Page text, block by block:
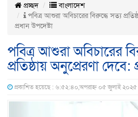
প্রচ্ছদ
বাংলাদেশ
পবিত্র আশুরা অবিচারের বিরুদ্ধে সত্য
প্রধান উপদেষ্টা
পবিত্র আশুরা অবিচারের
প্রতিষ্ঠায় অনুপ্রেরণা দেবে:
প্রকাশিত হয়েছে : ৬:৫২:৪০,অপরাহ্ন ০৫ জুলাই ২০২৫